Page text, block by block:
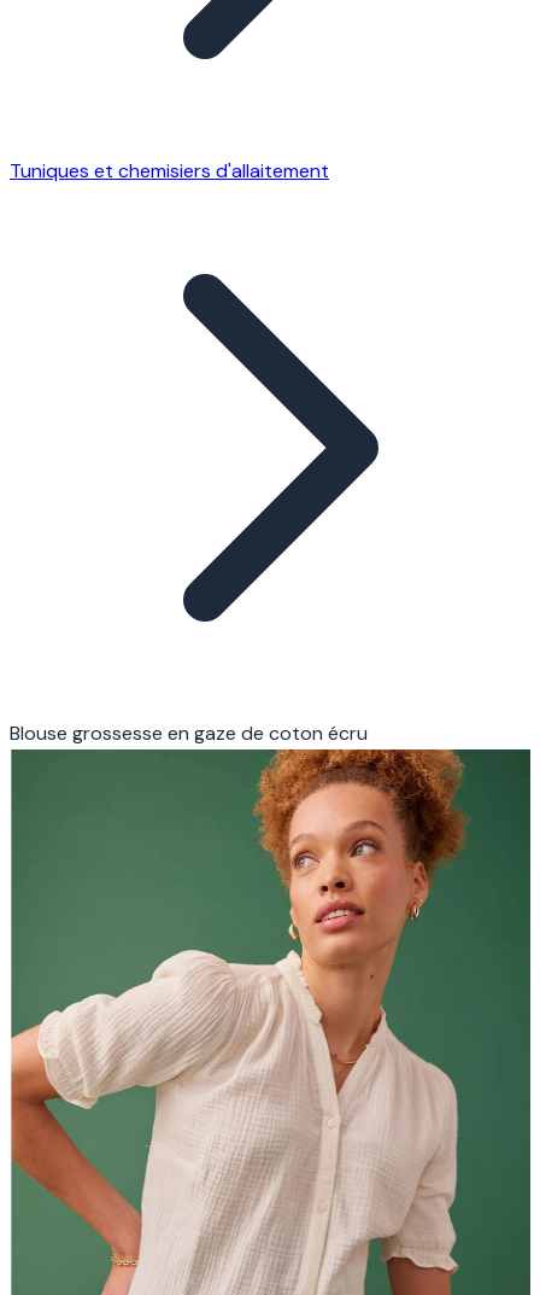
Tuniques et chemisiers d'allaitement
Blouse grossesse en gaze de coton écru